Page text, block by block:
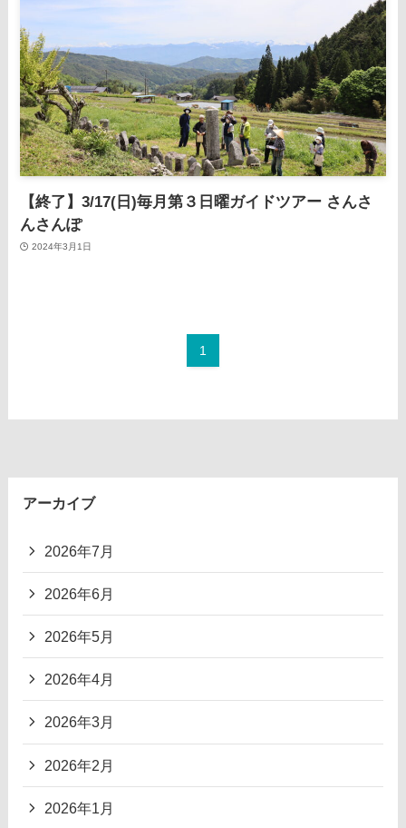
【終了】3/17(日)毎月第３日曜ガイドツアー さんさ
んさんぽ
2024年3月1日
1
アーカイブ
2026年7月
2026年6月
2026年5月
2026年4月
2026年3月
2026年2月
2026年1月